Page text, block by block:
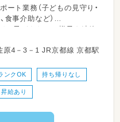
ート業務（子どもの見守り・
食事介助など）
め。子どもたちの様子を連絡
きます。
を身近に感じられるのも魅
業もなしです。
大阪府高槻市奈佐原4－3－1 JR京都線 京都駅
ンクOK 持ち帰りなし
昇給あり